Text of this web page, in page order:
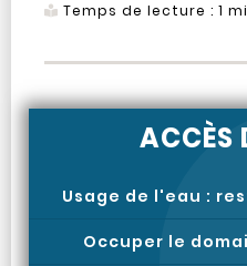
Temps de lecture : 1
ACCÈS
Usage de l'eau :
Occuper le